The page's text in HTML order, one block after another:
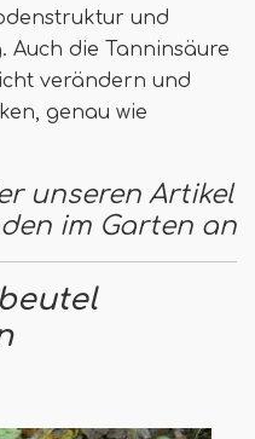
und
Auch die Tanninsäure
verändern und
genau wie
unseren Artikel
im Garten an